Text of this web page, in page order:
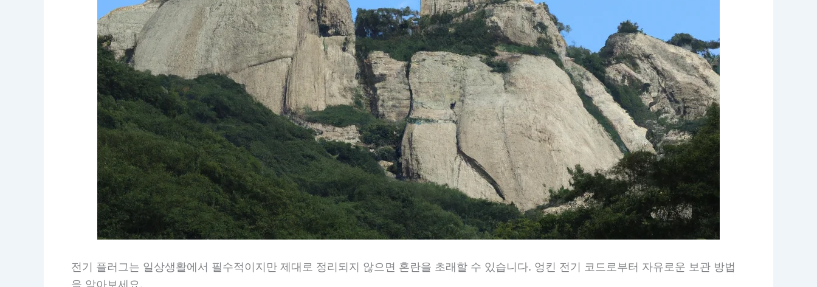
전기 플러그는 일상생활에서 필수적이지만 제대로 정리되지 않으면 혼란을 초래할 수 있습니다. 엉킨 전기 코드로부터 자유로운 보관 방법
을 알아보세요.